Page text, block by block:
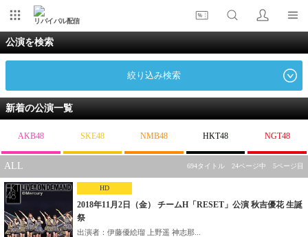
リバイバル配信
公演を検索
絞り込み検索
新着の公演一覧
AKB48 SKE48 NMB48 HKT48 NGT48
ALL 694タイトル 24ページ中 5ページ目
HD
2018年11月2日（金） チームH「RESET」公演 秋吉優花 生誕
祭
出演者：伊藤優絵瑠 上野遥 神志那...